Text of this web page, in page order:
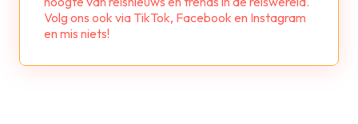
Volg ons ook via TikTok, Facebook en Instagram
en mis niets!